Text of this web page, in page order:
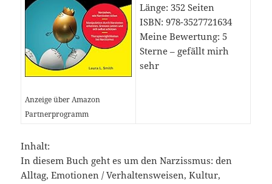
Anzeige über Amazon
Partnerprogramm
Länge: 352 Seiten
ISBN: 978-3527721634
Meine Bewertung: 5
Sterne – gefällt mirh
sehr
Inhalt:
In diesem Buch geht es um den Narzissmus: den
Alltag, Emotionen / Verhaltensweisen, Kultur,